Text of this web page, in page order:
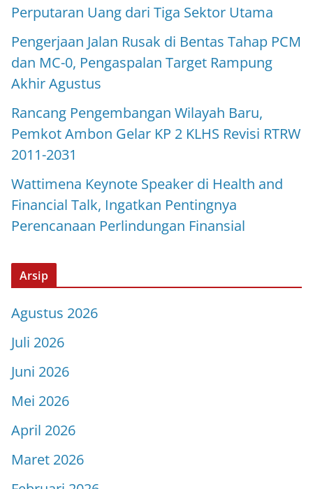
Perputaran Uang dari Tiga Sektor Utama
Pengerjaan Jalan Rusak di Bentas Tahap PCM
dan MC-0, Pengaspalan Target Rampung
Akhir Agustus
Rancang Pengembangan Wilayah Baru,
Pemkot Ambon Gelar KP 2 KLHS Revisi RTRW
2011-2031
Wattimena Keynote Speaker di Health and
Financial Talk, Ingatkan Pentingnya
Perencanaan Perlindungan Finansial
Arsip
Agustus 2026
Juli 2026
Juni 2026
Mei 2026
April 2026
Maret 2026